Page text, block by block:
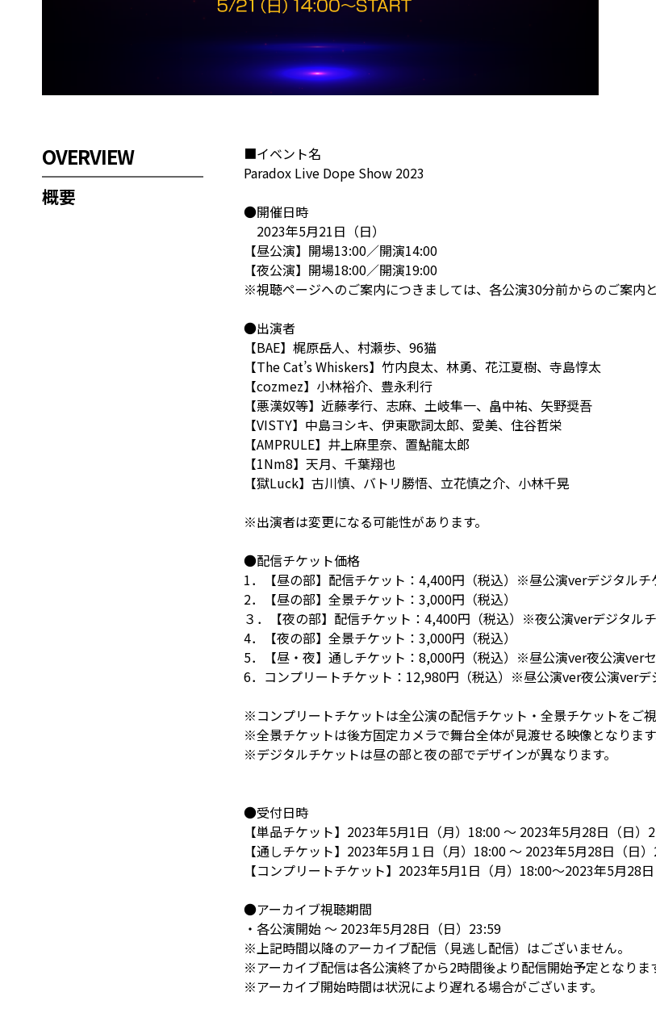
OVERVIEW
概要
■イベント名
Paradox Live Dope Show 2023
●開催日時
2023年5月21日（日）
【昼公演】開場13:00／開演14:00
【夜公演】開場18:00／開演19:00
※視聴ページへのご案内につきましては、各公演30分前からのご案内と
●出演者
【BAE】梶原岳人、村瀬歩、96猫
【The Cat’s Whiskers】竹内良太、林勇、花江夏樹、寺島惇太
【cozmez】小林裕介、豊永利行
【悪漢奴等】近藤孝行、志麻、土岐隼一、畠中祐、矢野奨吾
【VISTY】中島ヨシキ、伊東歌詞太郎、愛美、住谷哲栄
【AMPRULE】井上麻里奈、置鮎龍太郎
【1Nm8】天月、千葉翔也
【獄Luck】古川慎、バトリ勝悟、立花慎之介、小林千晃
※出演者は変更になる可能性があります。
●配信チケット価格
1．【昼の部】配信チケット：4,400円（税込）※昼公演verデジタルチ
2．【昼の部】全景チケット：3,000円（税込）
３．【夜の部】配信チケット：4,400円（税込）※夜公演verデジタルチ
4．【夜の部】全景チケット：3,000円（税込）
5．【昼・夜】通しチケット：8,000円（税込）※昼公演ver夜公演ver
6．コンプリートチケット：12,980円（税込）※昼公演ver夜公演verデ
※コンプリートチケットは全公演の配信チケット・全景チケットをご視
※全景チケットは後方固定カメラで舞台全体が見渡せる映像となります
※デジタルチケットは昼の部と夜の部でデザインが異なります。
●受付日時
【単品チケット】2023年5月1日（月）18:00 ～ 2023年5月28日（日）
【通しチケット】2023年5月１日（月）18:00 ～ 2023年5月28日（日
【コンプリートチケット】2023年5月1日（月）18:00～2023年5月28
●アーカイブ視聴期間
・各公演開始 ～ 2023年5月28日（日）23:59
※上記時間以降のアーカイブ配信（見逃し配信）はございません。
※アーカイブ配信は各公演終了から2時間後より配信開始予定となりま
※アーカイブ開始時間は状況により遅れる場合がございます。